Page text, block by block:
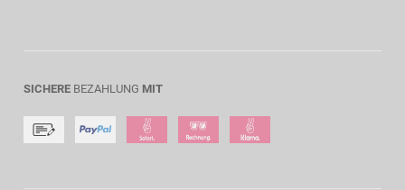
SICHERE BEZAHLUNG MIT